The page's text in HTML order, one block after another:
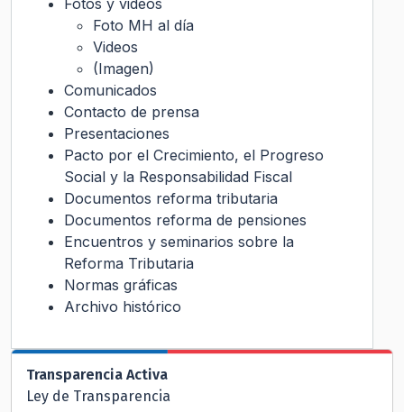
Foto MH al día
Videos
(Imagen)
Comunicados
Contacto de prensa
Presentaciones
Pacto por el Crecimiento, el Progreso
Social y la Responsabilidad Fiscal
Documentos reforma tributaria
Documentos reforma de pensiones
Encuentros y seminarios sobre la
Reforma Tributaria
Normas gráficas
Archivo histórico
Transparencia Activa
Ley de Transparencia